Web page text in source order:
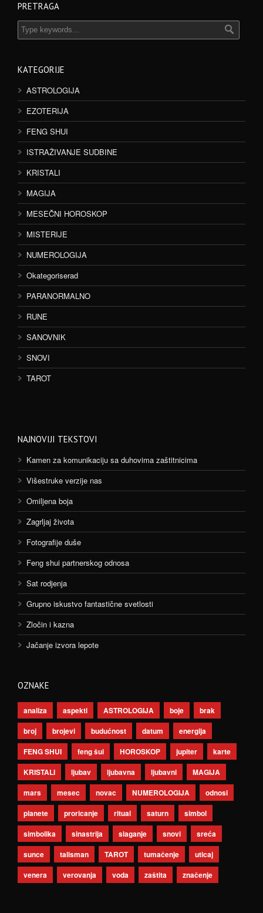
PRETRAGA
KATEGORIJE
ASTROLOGIJA
EZOTERIJA
FENG SHUI
ISTRAŽIVANJE SUDBINE
KRISTALI
MAGIJA
MESEČNI HOROSKOP
MISTERIJE
NUMEROLOGIJA
Okategoriserad
PARANORMALNO
RUNE
SANOVNIK
SNOVI
TAROT
NAJNOVIJI TEKSTOVI
Kamen za komunikaciju sa duhovima zaštitnicima
Višestruke verzije nas
Omiljena boja
Zagrljaj života
Fotografije duše
Feng shui partnerskog odnosa
Sat rodjenja
Grupno iskustvo fantastične svetlosti
Zločin i kazna
Jačanje izvora lepote
OZNAKE
analiza aspekti ASTROLOGIJA boje
brak
broj
brojevi budućnost datum
energija
FENG SHUI
feng šui HOROSKOP jupiter
karte
KRISTALI
ljubav ljubavna ljubavni
MAGIJA
mars
mesec novac NUMEROLOGIJA
odnosi
planete
proricanje ritual saturn
simbol
simbolika
sinastrija slaganje snovi
sreća
sunce
talisman TAROT tumačenje
uticaj
venera
verovanja voda zaštita značenje